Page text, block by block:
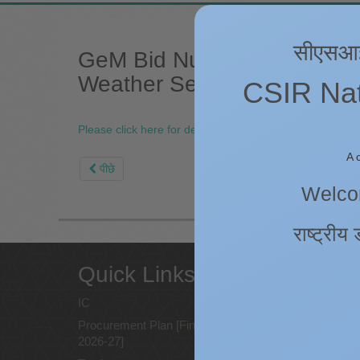
GeM Bid Number. GEM/
Weather Sensor
Please click here for details.
पीछे
Quick Links
IC
Procurement Plan [Financial Year
2026-27]
CSIR
A